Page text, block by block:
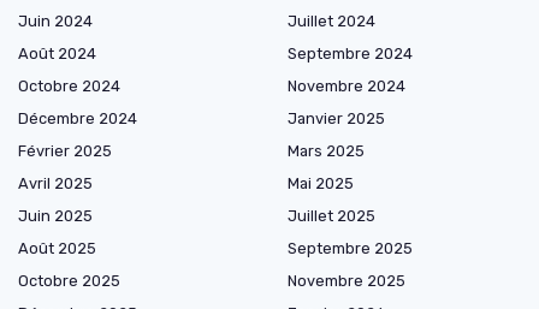
Juin 2024
Juillet 2024
Août 2024
Septembre 2024
Octobre 2024
Novembre 2024
Décembre 2024
Janvier 2025
Février 2025
Mars 2025
Avril 2025
Mai 2025
Juin 2025
Juillet 2025
Août 2025
Septembre 2025
Octobre 2025
Novembre 2025